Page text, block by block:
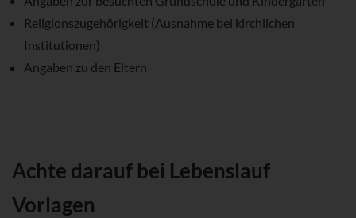
Religionszugehörigkeit (Ausnahme bei kirchlichen
Institutionen)
Angaben zu den Eltern
Achte darauf bei Lebenslauf
Vorlagen